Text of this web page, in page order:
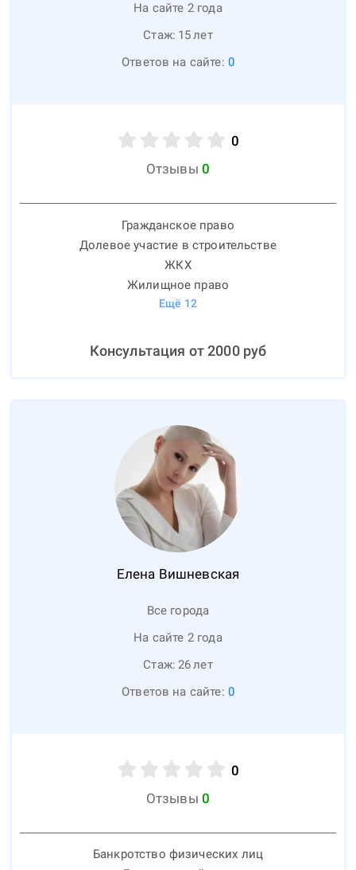
На сайте 2 года
Стаж: 15лет
Ответов на сайте: 0
0
Отзывы 0
Гражданское право
Долевое участие в строительстве
ЖКХ
Жилищное право
Ещё 12
Консультация от2000руб
Елена Вишневская
Все города
На сайте 2 года
Стаж: 26лет
Ответов на сайте: 0
0
Отзывы 0
Банкротство физических лиц